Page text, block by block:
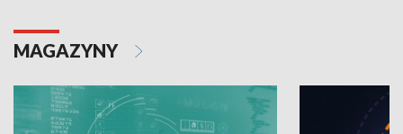
MAGAZYNY